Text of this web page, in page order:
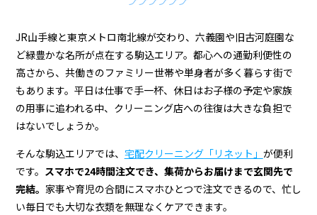
配
ク
リ
ー
ニ
ン
グ
JR山手線と東京メトロ南北線が交わり、六義園や旧古河庭園な
ど緑豊かな名所が点在する駒込エリア。都心への通勤利便性の
高さから、共働きのファミリー世帯や単身者が多く暮らす街で
もあります。平日は仕事で手一杯、休日はお子様の予定や家族
の用事に追われる中、クリーニング店への往復は大きな負担で
はないでしょうか。
そんな駒込エリアでは、 宅配クリーニング「リネット」 が便利
です。 スマホで24時間注文でき、集荷からお届けまで玄関先で
完結。 家事や育児の合間にスマホひとつで注文できるので、忙し
い毎日でも大切な衣類を無理なくケアできます。